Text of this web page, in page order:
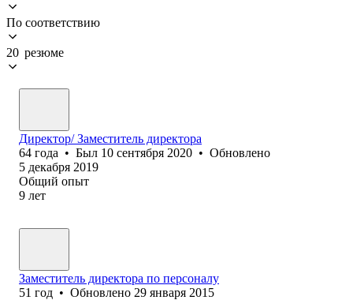
По соответствию
20 резюме
Директор/ Заместитель директора
64 года • Был 10 сентября 2020 • Обновлено
5 декабря 2019
Общий опыт
9 лет
Заместитель директора по персоналу
51 год • Обновлено 29 января 2015